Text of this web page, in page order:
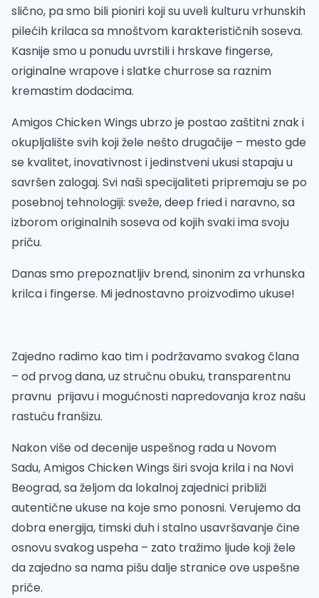
slično, pa smo bili pioniri koji su uveli kulturu vrhunskih
pilećih krilaca sa mnoštvom karakterističnih soseva.
Kasnije smo u ponudu uvrstili i hrskave fingerse,
originalne wrapove i slatke churrose sa raznim
kremastim dodacima.
Amigos Chicken Wings ubrzo je postao zaštitni znak i
okupljalište svih koji žele nešto drugačije – mesto gde
se kvalitet, inovativnost i jedinstveni ukusi stapaju u
savršen zalogaj. Svi naši specijaliteti pripremaju se po
posebnoj tehnologiji: sveže, deep fried i naravno, sa
izborom originalnih soseva od kojih svaki ima svoju
priču.
Danas smo prepoznatljiv brend, sinonim za vrhunska
krilca i fingerse. Mi jednostavno proizvodimo ukuse!
Zajedno radimo kao tim i podržavamo svakog člana
– od prvog dana, uz stručnu obuku, transparentnu
pravnu prijavu i mogućnosti napredovanja kroz našu
rastuću franšizu.
Nakon više od decenije uspešnog rada u Novom
Sadu, Amigos Chicken Wings širi svoja krila i na Novi
Beograd, sa željom da lokalnoj zajednici približi
autentične ukuse na koje smo ponosni. Verujemo da
dobra energija, timski duh i stalno usavršavanje čine
osnovu svakog uspeha – zato tražimo ljude koji žele
da zajedno sa nama pišu dalje stranice ove uspešne
priče.